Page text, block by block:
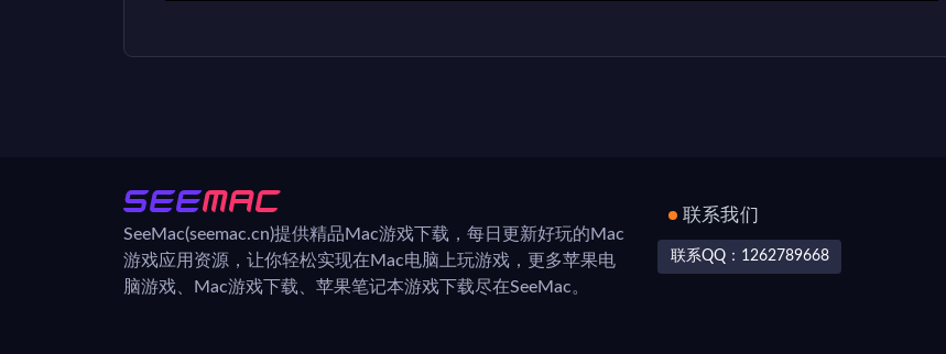
SeeMac(seemac.cn)提供精品Mac游戏下载，每日更新好玩的Mac
游戏应用资源，让你轻松实现在Mac电脑上玩游戏，更多苹果电
脑游戏、Mac游戏下载、苹果笔记本游戏下载尽在SeeMac。
联系我们
联系QQ：1262789668